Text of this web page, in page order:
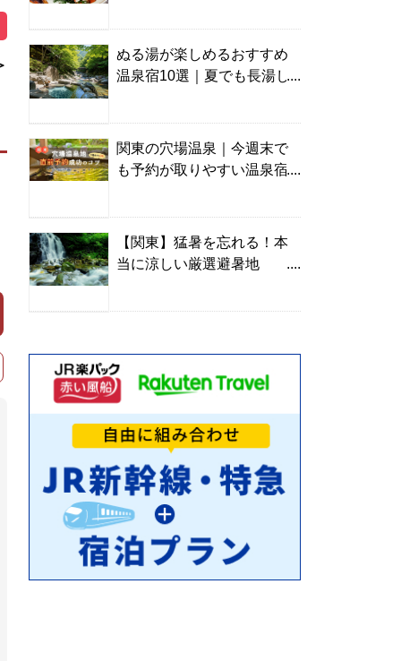
ぬる湯が楽しめるおすすめ
温泉宿10選｜夏でも長湯し
関東の穴場温泉｜今週末で
も予約が取りやすい温泉宿
【関東】猛暑を忘れる！本
当に涼しい厳選避暑地